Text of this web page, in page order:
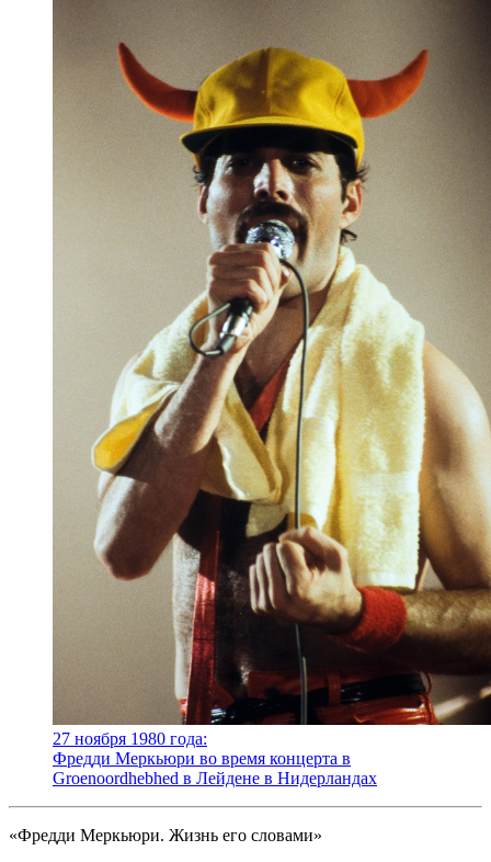
27 ноября 1980 года:
Фредди Меркьюри во время концерта в
Groenoordhebhed в Лейдене в Нидерландах
«Фредди Меркьюри. Жизнь его словами»